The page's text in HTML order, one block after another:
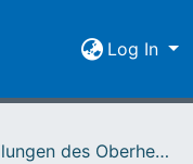
Log In
Mitteilungen des Oberhessischen Geschichtsvereins Gießen